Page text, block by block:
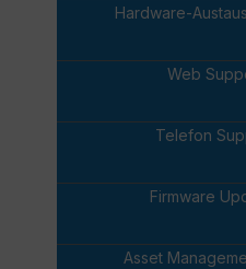
Hardware-
Web
Telefon
Firmware
Asset